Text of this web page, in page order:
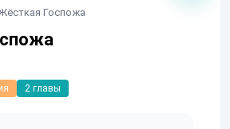
Госпожа
2 главы